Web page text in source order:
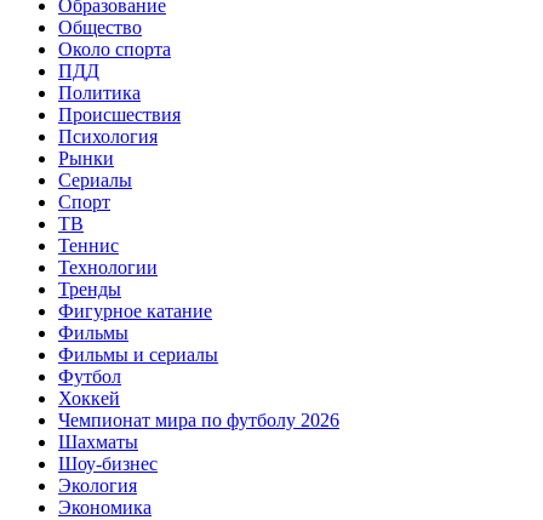
Образование
Общество
Около спорта
ПДД
Политика
Происшествия
Психология
Рынки
Сериалы
Спорт
ТВ
Теннис
Технологии
Тренды
Фигурное катание
Фильмы
Фильмы и сериалы
Футбол
Хоккей
Чемпионат мира по футболу 2026
Шахматы
Шоу-бизнес
Экология
Экономика